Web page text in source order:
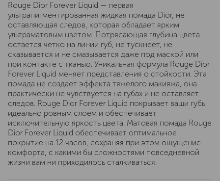
Rouge Dior Forever Liquid — первая
ультрапигментированная жидкая помада Dior, не
оставляющая следов, которая обладает ярким
ультраматовым цветом. Потрясающая глубина цвета
остается четко на линии губ, не тускнеет, не
сказывается и не смазывается даже под маской или
при контакте с тканью. Уникальная формула Rouge Dior
Forever Liquid меняет представления о стойкости. Эта
помада не создает эффекта тяжелого макияжа, она
практически не чувствуется на губах и не оставляет
следов. Rouge Dior Forever Liquid покрывает ваши губы
идеально ровным слоем и обеспечивает
исключительную яркость цвета. Матовая помада Rouge
Dior Forever Liquid обеспечивает оптимальное
покрытие на 12 часов, сохраняя при этом ощущение
комфорта, с какими бы сложностями повседневной
жизни вам ни приходилось сталкиваться.